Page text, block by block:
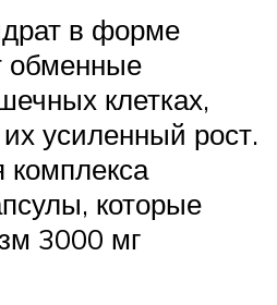
в форме
обменные
клетках,
усиленный рост.
комплекса
которые
3000 мг